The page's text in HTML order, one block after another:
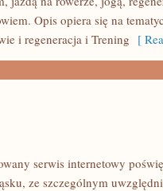
Opis opiera się na
i regeneracja i Trening [
serwis internetowy
ze szczególnym